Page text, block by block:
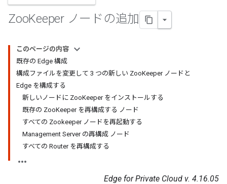
ZooKeeper ノードの追加
このページの内容
既存の Edge 構成
構成ファイルを変更して 3 つの新しい ZooKeeper ノードと
Edge を構成する
新しいノードに ZooKeeper をインストールする
既存の ZooKeeper を再構成する ノード
すべての Zookeeper ノードを再起動する
Management Server の再構成 ノード
すべての Router を再構成する
Edge for Private Cloud v. 4.16.05